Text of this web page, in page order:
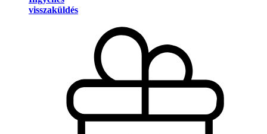
visszaküldés